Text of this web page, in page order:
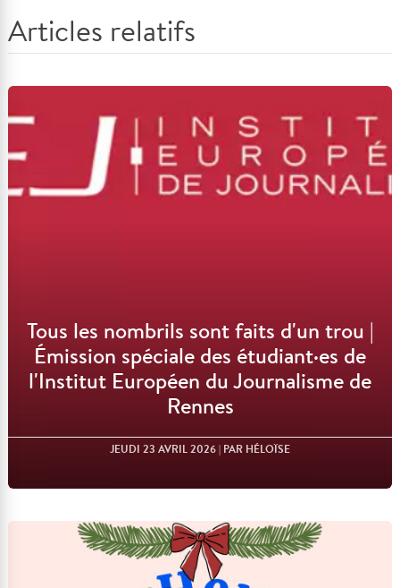
Articles relatifs
Tous les nombrils sont faits d'un trou |
Émission spéciale des étudiant·es de
l'Institut Européen du Journalisme de
Rennes
JEUDI 23 AVRIL 2026| PAR HÉLOÏSE